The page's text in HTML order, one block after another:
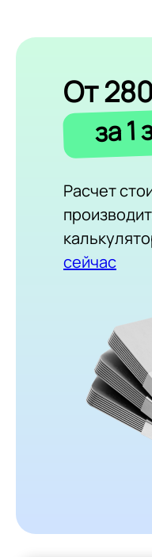
От
за 1
Расчет
сейчас